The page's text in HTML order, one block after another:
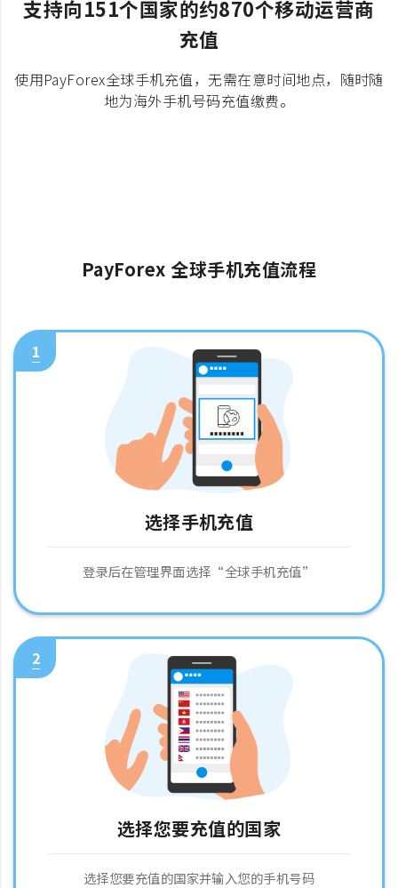
支持向151个国家的约870个移动运营商
充值
使用PayForex全球手机充值，无需在意时间地点，随时随
地为海外手机号码充值缴费。
PayForex 全球手机充值流程
1
选择手机充值
登录后在管理界面选择“全球手机充值”
2
选择您要充值的国家
选择您要充值的国家并输入您的手机号码